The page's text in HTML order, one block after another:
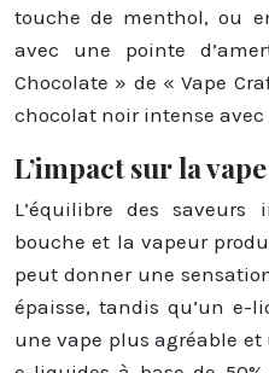
touche de menthol, ou
avec une pointe
Chocolate » de « Vape
chocolat noir intense avec
L’impact sur la vape
L’équilibre des
bouche et la vapeur
peut donner une
épaisse, tandis qu’un e-
une vape plus agréable et